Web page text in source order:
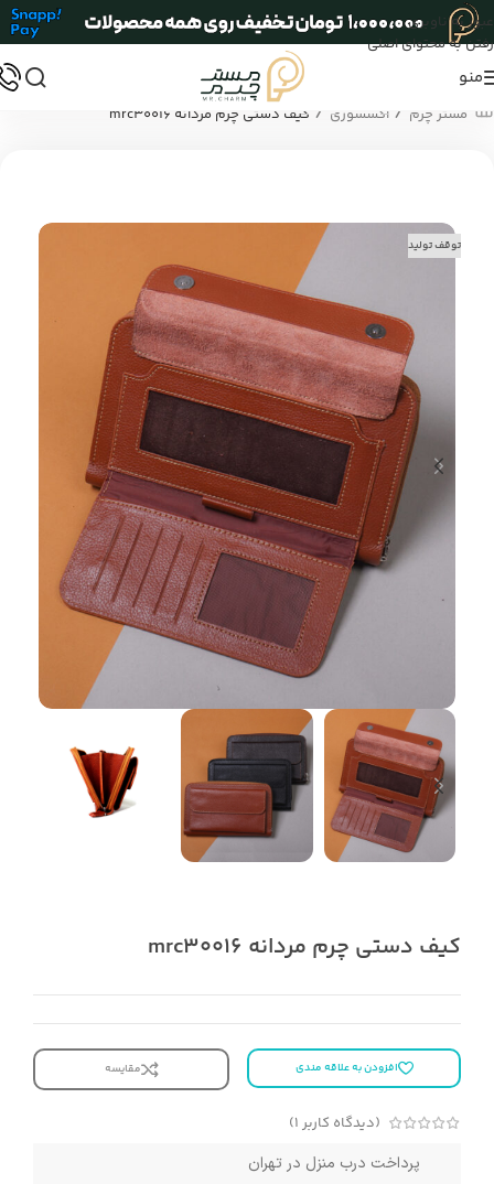
عبور به ناوبری
رفتن به محتوای اصلی
منو
مستر چرم / اکسسوری / کیف دستی چرم مردانه mrc30016
توقف تولید
کیف دستی چرم مردانه mrc30016
افزودن به علاقه مندی مقایسه
(دیدگاه کاربر 1
)
پرداخت درب منزل در تهران